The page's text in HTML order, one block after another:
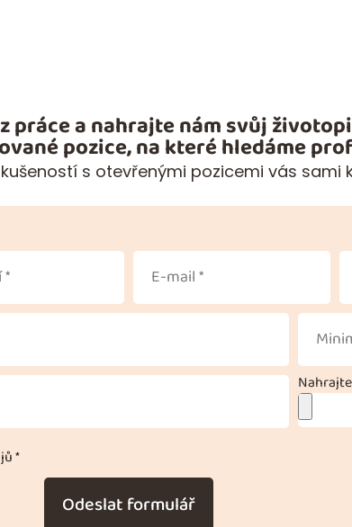
práce a nahrajte nám svůj
pozice, na které hledáme
s otevřenými pozicemi vás sami
*
Odeslat formulář